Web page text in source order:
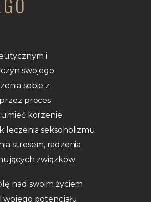
i
swojego
sobie z
proces
korzenie
leczenia seksoholizmu
stresem, radzenia
związków.
nad swoim życiem
potencjału